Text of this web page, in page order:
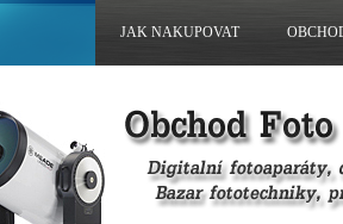
JAK NAKUPOVAT